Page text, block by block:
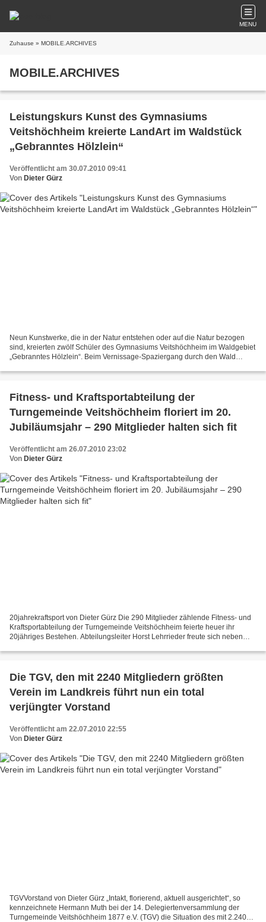
MENU
Zuhause » MOBILE.ARCHIVES
MOBILE.ARCHIVES
Leistungskurs Kunst des Gymnasiums
Veitshöchheim kreierte LandArt im Waldstück
„Gebranntes Hölzlein“
Veröffentlicht am 30.07.2010 09:41
Von Dieter Gürz
Neun Kunstwerke, die in der Natur entstehen oder auf die Natur bezogen
sind, kreierten zwölf Schüler des Gymnasiums Veitshöchheim im Waldgebiet
„Gebranntes Hölzlein“. Beim Vernissage-Spaziergang durch den Wald
Fitness- und Kraftsportabteilung der
Turngemeinde Veitshöchheim floriert im 20.
Jubiläumsjahr – 290 Mitglieder halten sich fit
Veröffentlicht am 26.07.2010 23:02
Von Dieter Gürz
20jahrekraftsport von Dieter Gürz Die 290 Mitglieder zählende Fitness- und
Kraftsportabteilung der Turngemeinde Veitshöchheim feierte heuer ihr
20jähriges Bestehen. Abteilungsleiter Horst Lehrrieder freute sich neben
Die TGV, den mit 2240 Mitgliedern größten
Verein im Landkreis führt nun ein total
verjüngter Vorstand
Veröffentlicht am 22.07.2010 22:55
Von Dieter Gürz
TGVVorstand von Dieter Gürz „Intakt, florierend, aktuell ausgerichtet“, so
kennzeichnete Hermann Muth bei der 14. Delegiertenversammlung der
Turngemeinde Veitshöchheim 1877 e.V. (TGV) die Situation des mit 2.240